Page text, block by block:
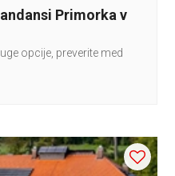
Primorka v
opcije, preverite med